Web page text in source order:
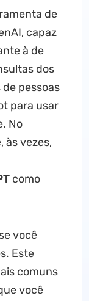
de
capaz
à de
dos
pessoas
para usar
No
às vezes,
como
você
Este
comuns
você